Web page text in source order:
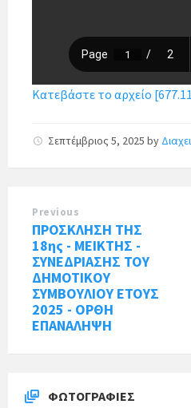
Κατεβάστε το αρχείο
Σεπτέμβριος 5, 2025 by
Previous
ΠΡΟΣΚΛΗΣΗ ΤΗΣ
18ης - ΜΕΙΚΤΗΣ -
ΣΥΝΕΔΡΙΑΣΗΣ ΤΟΥ
ΔΗΜΟΤΙΚΟΥ
ΣΥΜΒΟΥΛΙΟΥ ΕΤΟΥΣ
2025 - ΟΡΘΗ
ΕΠΑΝΑΛΗΨΗ
ΦΩΤΟΓΡΑΦΊΕΣ